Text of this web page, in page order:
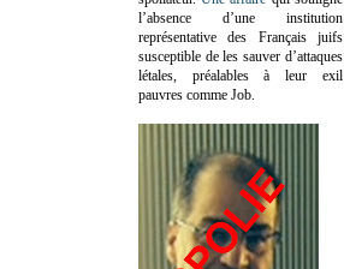
l’absence d’une institution
représentative des Français juifs
susceptible de les sauver d’attaques
létales, préalables à leur exil
pauvres comme Job.